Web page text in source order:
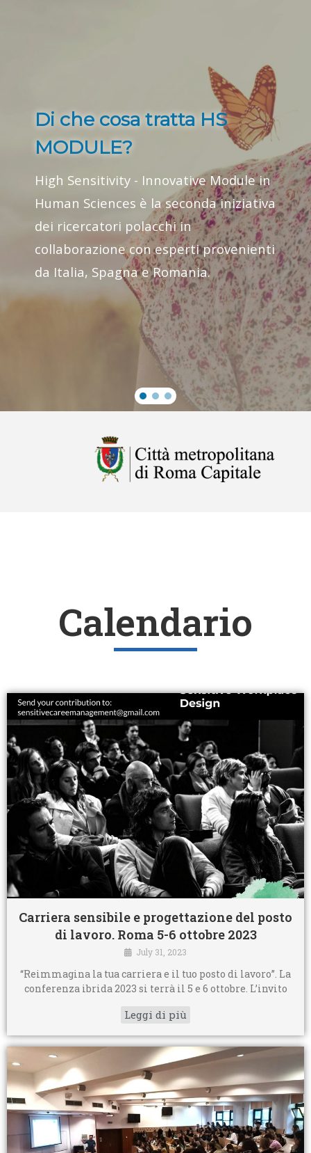
Di che cosa tratta HS
MODULE?
High Sensitivity - Innovative Module in
Human Sciences è la seconda iniziativa
dei ricercatori polacchi in
collaborazione con esperti provenienti
da Italia, Spagna e Romania.
Calendario
Carriera sensibile e progettazione del posto
di lavoro. Roma 5-6 ottobre 2023
July 31, 2023
“Reimmagina la tua carriera e il tuo posto di lavoro”. La
conferenza ibrida 2023 si terrà il 5 e 6 ottobre. L’invito
Leggi di più